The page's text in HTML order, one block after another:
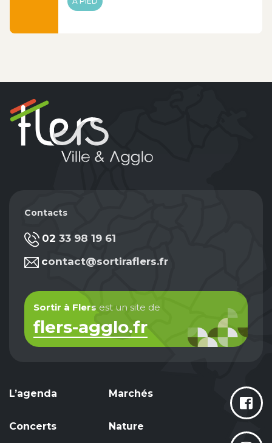
Contacts
02 33 98 19 61
contact@sortiraflers.fr
Sortir à Flers est un site de
flers-agglo.fr
L’agenda
Concerts
Marchés
Nature